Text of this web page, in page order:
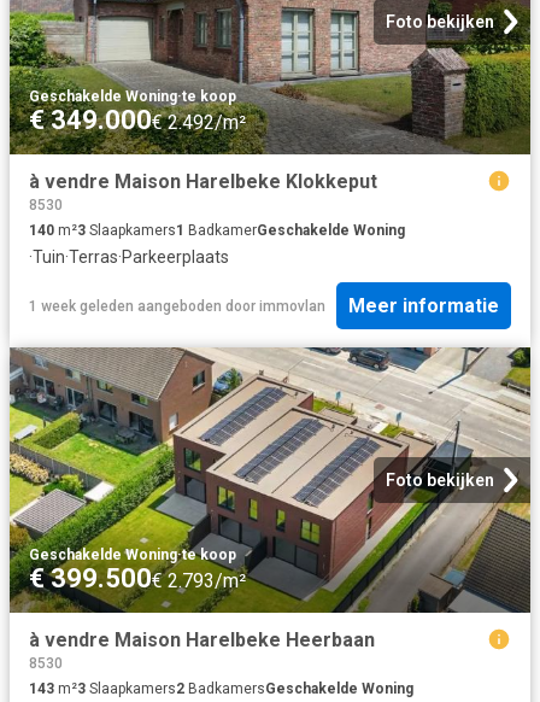
Foto bekijken
Geschakelde Woning·te koop
€ 349.000€ 2.492/m²
à vendre Maison Harelbeke Klokkeput
8530
140 m²3 Slaapkamers1 BadkamerGeschakelde Woning
·Tuin·Terras·Parkeerplaats
1 week geleden aangeboden door immovlan Meer informatie
Foto bekijken
Geschakelde Woning·te koop
€ 399.500€ 2.793/m²
à vendre Maison Harelbeke Heerbaan
8530
143 m²3 Slaapkamers2 BadkamersGeschakelde Woning